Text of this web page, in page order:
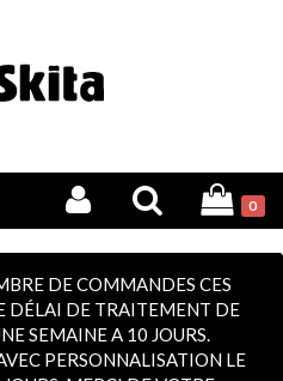
0
DE COMMANDES CES
DÉLAI DE TRAITEMENT DE
SEMAINE A 10 JOURS.
PERSONNALISATION LE